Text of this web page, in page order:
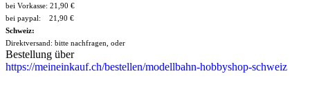
bei Vorkasse: 21,90 €
bei paypal: 21,90 €
Schweiz:
Direktversand: bitte nachfragen, oder
Bestellung über
https://meineinkauf.ch/bestellen/modellbahn-hobbyshop-schweiz